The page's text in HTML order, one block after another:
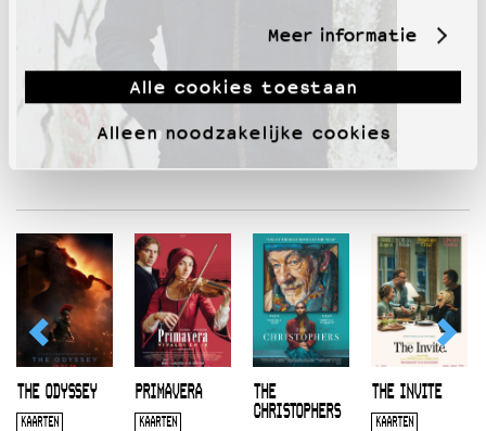
Meer informatie
Alle cookies toestaan
Alleen noodzakelijke cookies
THE ODYSSEY
KAARTEN
PRIMAVERA
KAARTEN
THE
CHRISTOPHERS
THE INVITE
KAARTEN